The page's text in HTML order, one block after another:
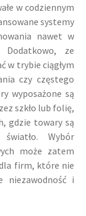
w codziennym
systemy
nawet w
Dodatkowo, ze
w trybie ciągłym
czy częstego
wyposażone są
szkło lub folię,
gdzie towary są
Wybór
może zatem
firm, które nie
niezawodność i